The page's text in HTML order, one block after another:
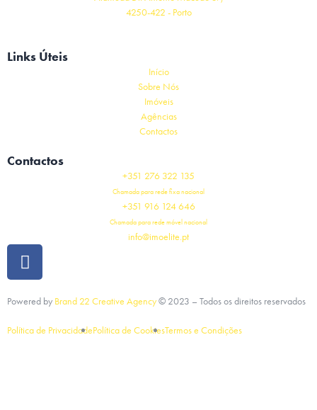
4250-422 - Porto
Links Úteis
Início
Sobre Nós
Imóveis
Agências
Contactos
Contactos
+351 276 322 135
Chamada para rede fixa nacional
+351 916 124 646
Chamada para rede móvel nacional
info@imoelite.pt
Powered by Brand 22 Creative Agency© 2023 – Todos os direitos reservados
Política de PrivacidadePolítica de CookiesTermos e Condições